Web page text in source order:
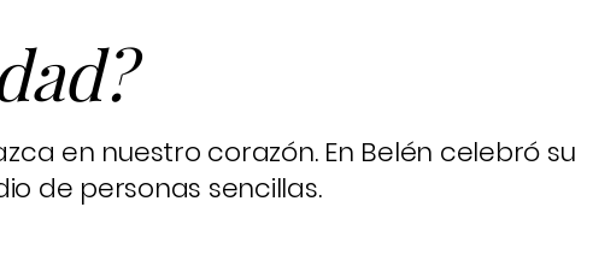
en nuestro corazón. En Belén celebró su
de personas sencillas.